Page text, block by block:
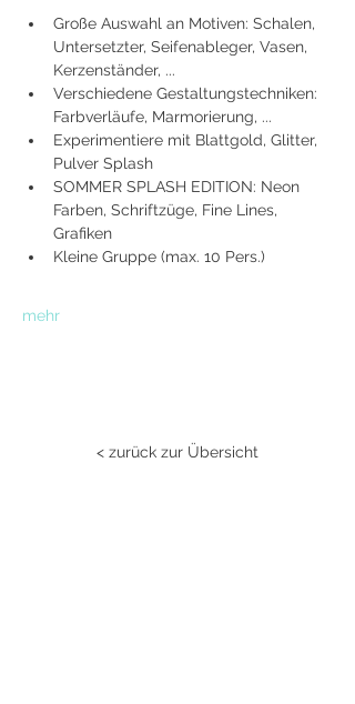
Große Auswahl an Motiven: Schalen,
Untersetzter, Seifenableger, Vasen,
Kerzenständer, ...
Verschiedene Gestaltungstechniken:
Farbverläufe, Marmorierung, ...
Experimentiere mit Blattgold, Glitter,
Pulver Splash
SOMMER SPLASH EDITION: Neon
Farben, Schriftzüge, Fine Lines,
Grafiken
Kleine Gruppe (max. 10 Pers.)
mehr
< zurück zur Übersicht